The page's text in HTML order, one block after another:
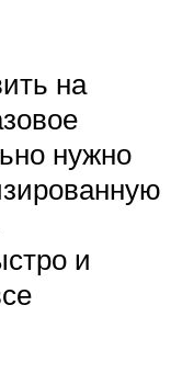
на
нужно
и